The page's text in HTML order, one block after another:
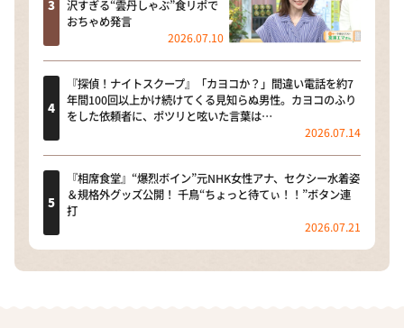
沢すぎる“雲丹しゃぶ”食リポで
おちゃめ発言
2026.07.10
『探偵！ナイトスクープ』「カヨコか？」間違い電話を約7
年間100回以上かけ続けてくる見知らぬ男性。カヨコのふり
をした依頼者に、ポツリと呟いた言葉は…
2026.07.14
『相席食堂』“爆烈ボイン”元NHK女性アナ、セクシー水着姿
＆規格外グッズ公開！ 千鳥“ちょっと待てぃ！！”ボタン連
打
2026.07.21